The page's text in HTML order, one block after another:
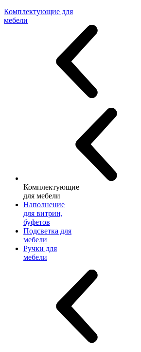
Комплектующие для
мебели
Комплектующие
для мебели
Наполнение
для витрин,
буфетов
Подсветка для
мебели
Ручки для
мебели